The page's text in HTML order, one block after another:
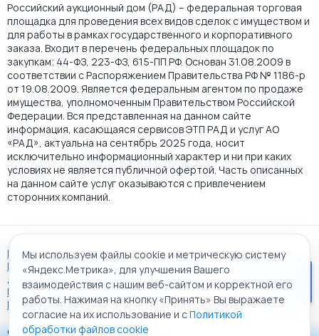
Российский аукционный дом (РАД) – федеральная торговая
площадка для проведения всех видов сделок с имуществом и
для работы в рамках государственного и корпоративного
заказа. Входит в перечень федеральных площадок по
закупкам: 44-ФЗ, 223-ФЗ, 615-ПП РФ. Основан 31.08.2009 в
соответствии с Распоряжением Правительства РФ № 1186-р
от 19.08.2009. Является федеральным агентом по продаже
имущества, уполномоченным Правительством Российской
Федерации. Вся представленная на данном сайте
информация, касающаяся сервисов ЭТП РАД и услуг АО
«РАД», актуальна на сентябрь 2025 года, носит
исключительно информационный характер и ни при каких
условиях не является публичной офертой. Часть описанных
на данном сайте услуг оказываются с привлечением
сторонних компаний.
Пользовательское соглашение
Политика АО "РАД" в отношении обработки персональных
данных
Политика обработки файлов cookie
Карта сайта
© 2009 - 2026 АО «Российский аукционный дом»
Мы используем файлы cookie и метрическую систему
«Яндекс.Метрика», для улучшения Вашего
взаимодействия с нашим веб-сайтом и корректной его
работы. Нажимая на кнопку «Принять» Вы выражаете
согласие на их использование и сПолитикой
обработки файлов cookie